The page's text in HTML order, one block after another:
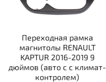
Переходная рамка
магнитолы RENAULT
KAPTUR 2016-2019 9
дюймов (авто с с климат-
контролем)